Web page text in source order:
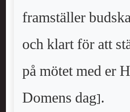
framställer
och klart för att
på mötet med er
Domens dag].